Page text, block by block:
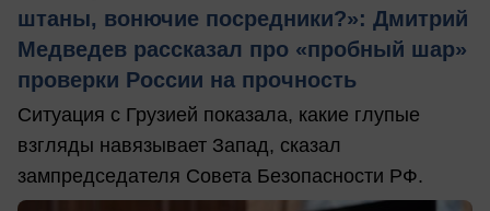
штаны, вонючие посредники?»: Дмитрий
Медведев рассказал про «пробный шар»
проверки России на прочность
Ситуация с Грузией показала, какие глупые
взгляды навязывает Запад, сказал
зампредседателя Совета Безопасности РФ.